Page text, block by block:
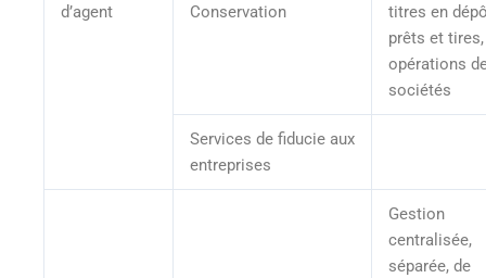
d’agent
Conservation
titres en
prêts et tires,
opérations
sociétés
Services de fiducie aux
entreprises
Gestion
centralisée,
séparée, de